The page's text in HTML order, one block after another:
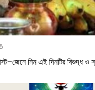
নিন এই দিনটির বিশুদ্ধ ও